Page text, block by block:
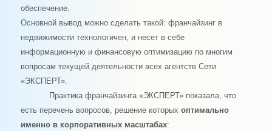
обеспечение.
Основной вывод можно сделать такой: франчайзинг в
недвижимости технологичен, и несет в себе
информационную и финансовую оптимизацию по многим
вопросам текущей деятельности всех агентств Сети
«ЭКСПЕРТ».
Практика франчайзинга «ЭКСПЕРТ» показала, что
есть перечень вопросов, решение которых оптимально
именно в корпоративных масштабах: